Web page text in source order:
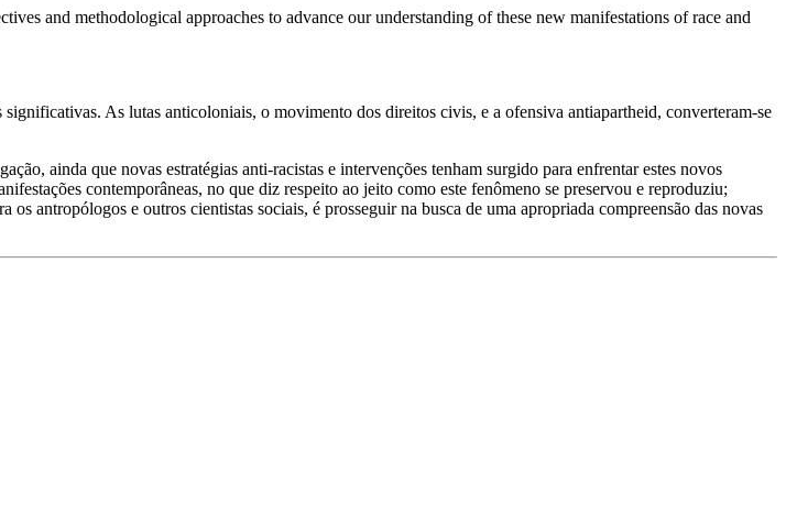
and methodological approaches to advance our understanding of these new manifestations of race and
As lutas anticoloniais, o movimento dos direitos civis, e a ofensiva antiapartheid, converteram-se
ainda que novas estratégias anti-racistas e intervenções tenham surgido para enfrentar estes novos
contemporâneas, no que diz respeito ao jeito como este fenômeno se preservou e reproduziu;
antropólogos e outros cientistas sociais, é prosseguir na busca de uma apropriada compreensão das novas